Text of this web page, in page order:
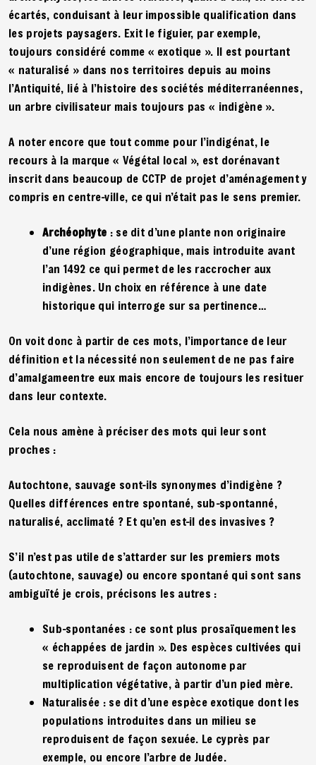
écartés, conduisant à leur impossible qualification dans
les projets paysagers. Exit le figuier, par exemple,
toujours considéré comme « exotique ». Il est pourtant
« naturalisé » dans nos territoires depuis au moins
l’Antiquité, lié à l’histoire des sociétés méditerranéennes,
un arbre civilisateur mais toujours pas « indigène ».
A noter encore que tout comme pour l’indigénat, le
recours à la marque « Végétal local », est dorénavant
inscrit dans beaucoup de CCTP de projet d’aménagement y
compris en centre-ville, ce qui n’était pas le sens premier.
Archéophyte : se dit d’une plante non originaire
d’une région géographique, mais introduite avant
l’an 1492 ce qui permet de les raccrocher aux
indigènes. Un choix en référence à une date
historique qui interroge sur sa pertinence…
On voit donc à partir de ces mots, l’importance de leur
définition et la nécessité non seulement de ne pas faire
d’amalgameentre eux mais encore de toujours les resituer
dans leur contexte.
Cela nous amène à préciser des mots qui leur sont
proches :
Autochtone, sauvage sont-ils synonymes d’indigène ?
Quelles différences entre spontané, sub-spontanné,
naturalisé, acclimaté ? Et qu’en est-il des invasives ?
S’il n’est pas utile de s’attarder sur les premiers mots
(autochtone, sauvage) ou encore spontané qui sont sans
ambiguïté je crois, précisons les autres :
Sub-spontanées : ce sont plus prosaïquement les
« échappées de jardin ». Des espèces cultivées qui
se reproduisent de façon autonome par
multiplication végétative, à partir d’un pied mère.
Naturalisée : se dit d’une espèce exotique dont les
populations introduites dans un milieu se
reproduisent de façon sexuée. Le cyprès par
exemple, ou encore l’arbre de Judée.